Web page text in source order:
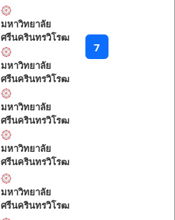
มหาวิทยาลัย
ศรีนครินทรวิโรฒ
มหาวิทยาลัย
ศรีนครินทรวิโรฒ
มหาวิทยาลัย
ศรีนครินทรวิโรฒ
มหาวิทยาลัย
ศรีนครินทรวิโรฒ
มหาวิทยาลัย
ศรีนครินทรวิโรฒ
7